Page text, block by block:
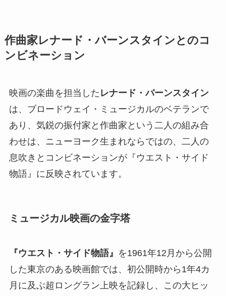
作曲家レナード・バーンスタインとのコ
ンビネーション
映画の楽曲を担当した レナード・バーンスタイン
は、ブロードウェイ・ミュージカルのベテランで
あり、気鋭の振付家と作曲家という二人の組み合
わせは、ニューヨーク生まれならではの、二人の
息吹きとコンビネーションが『ウエスト・サイド
物語』に反映されています。
ミュージカル映画の金字塔
『ウエスト・サイド物語』 を1961年12月から公開
した東京のある映画館では、初公開時から1年4カ
月に及ぶ超ロングラン上映を記録し、この大ヒッ